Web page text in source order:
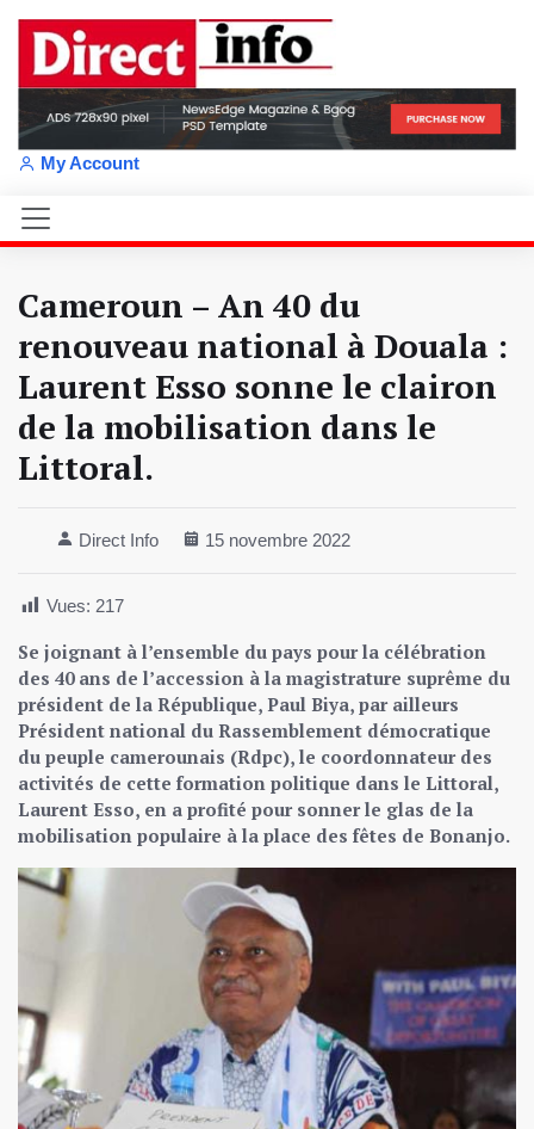
My Account
Cameroun – An 40 du
renouveau national à Douala :
Laurent Esso sonne le clairon
de la mobilisation dans le
Littoral.
Direct Info 15 novembre 2022
Vues: 217
Se joignant à l’ensemble du pays pour la célébration
des 40 ans de l’accession à la magistrature suprême du
président de la République, Paul Biya, par ailleurs
Président national du Rassemblement démocratique
du peuple camerounais (Rdpc), le coordonnateur des
activités de cette formation politique dans le Littoral,
Laurent Esso, en a profité pour sonner le glas de la
mobilisation populaire à la place des fêtes de Bonanjo.